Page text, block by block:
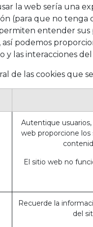
la web sería una
(para que no tenga
entender
así podemos
y las interacciones
de las cookies que
Autentique
web proporcione los
El sitio web no
Recuerde la
del